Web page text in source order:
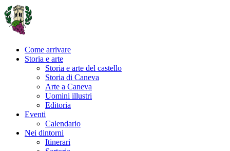
Come arrivare
Storia e arte
Storia e arte del castello
Storia di Caneva
Arte a Caneva
Uomini illustri
Editoria
Eventi
Calendario
Nei dintorni
Itinerari